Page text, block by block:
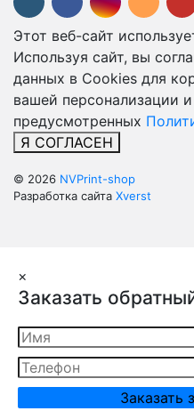
Этот веб-сайт
Используя сайт, вы
данных в Cookies для
вашей персонализации
предусмотренных
Я СОГЛАСЕН
© 2026 NVPrint-shop
Разработка сайта Xverst
×
Заказать